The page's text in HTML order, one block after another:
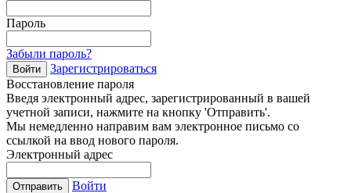
Пароль
Забыли пароль?
Войти
Зарегистрироваться
Восстановление пароля
Введя электронный адрес, зарегистрированный в вашей
учетной записи, нажмите на кнопку 'Отправить'.
Мы немедленно направим вам электронное письмо со
ссылкой на ввод нового пароля.
Электронный адрес
Отправить
Войти